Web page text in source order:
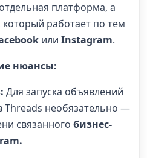
платформа, а
который работает по тем
или Instagram.
нюансы:
Для запуска объявлений
Threads необязательно —
связанного бизнес-